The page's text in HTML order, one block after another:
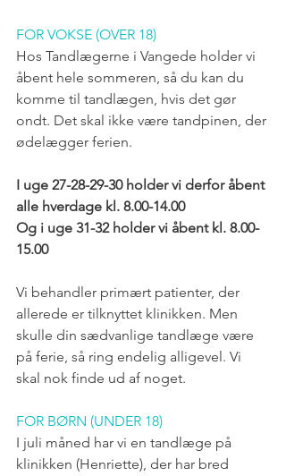
FOR VOKSE (OVER 18)
Hos Tandlægerne i Vangede holder vi
åbent hele sommeren, så du kan du
komme til tandlægen, hvis det gør
ondt. Det skal ikke være tandpinen, der
ødelægger ferien.
I uge 27-28-29-30 holder vi derfor åbent
alle hverdage kl. 8.00-14.00
Og i uge 31-32 holder vi åbent kl. 8.00-
15.00
Vi behandler primært patienter, der
allerede er tilknyttet klinikken. Men
skulle din sædvanlige tandlæge være
på ferie, så ring endelig alligevel. Vi
skal nok finde ud af noget.
FOR BØRN (UNDER 18)
I juli måned har vi en tandlæge på
klinikken (Henriette), der har bred